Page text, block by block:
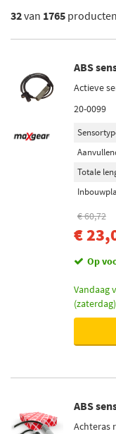
×
Resultaten
Merk
ABS (96)
Bosch (76)
Febi
Delphi
Categorieën
ABS sensor (1762)
Toon meer
32van 1765 producten
ABS
Actieve
20-0099
Totale
€ 60,72
€
Op
Vandaag
ABS
Achteras